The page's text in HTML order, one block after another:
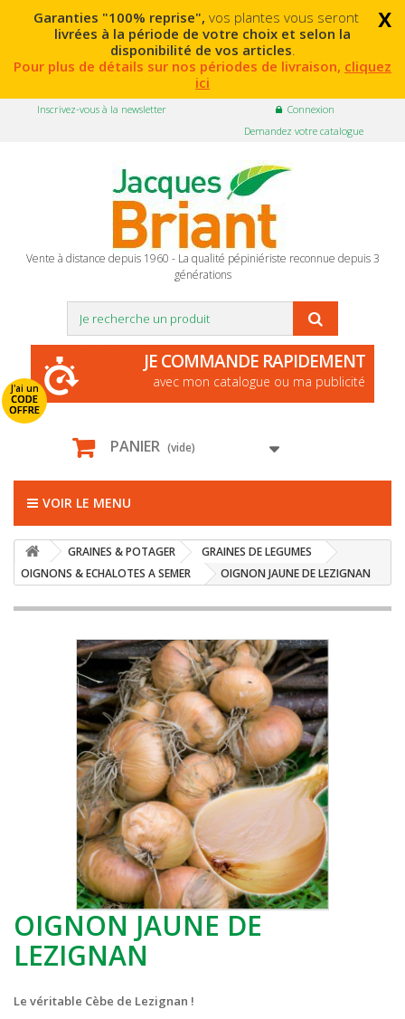
x
Garanties "100% reprise", vos plantes vous seront
livrées à la période de votre choix et selon la
disponibilité de vos articles.
Pour plus de détails sur nos périodes de livraison, cliquez
ici
Connexion
Inscrivez-vous à la newsletter
Demandez votre catalogue
Vente à distance depuis 1960 - La qualité pépiniériste reconnue depuis 3
générations
J'ai un
CODE
OFFRE
JE COMMANDE RAPIDEMENT
avec mon catalogue ou ma publicité
PANIER (vide)
VOIR LE MENU
GRAINES & POTAGER
GRAINES DE LEGUMES
OIGNONS & ECHALOTES A SEMER
OIGNON JAUNE DE LEZIGNAN
OIGNON JAUNE DE
LEZIGNAN
Le véritable Cèbe de Lezignan !